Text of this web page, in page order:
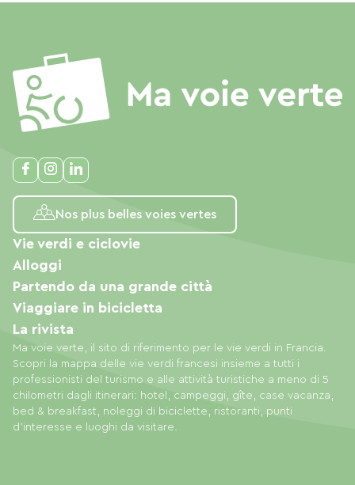
Nos plus belles voies vertes
Ma voie verte, il sito di riferimento per le vie verdi in Francia.
Scopri la mappa delle vie verdi francesi insieme a tutti i
professionisti del turismo e alle attività turistiche a meno di 5
chilometri dagli itinerari: hotel, campeggi, gîte, case vacanza,
bed & breakfast, noleggi di biciclette, ristoranti, punti
d'interesse e luoghi da visitare.
Vie verdi e ciclovie
Alloggi
Partendo da una grande città
Viaggiare in bicicletta
La rivista